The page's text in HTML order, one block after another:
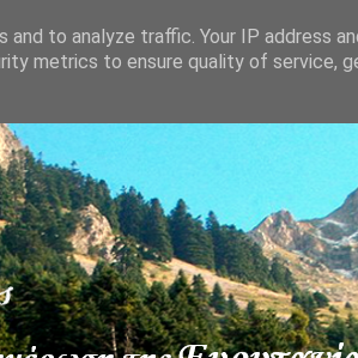
to analyze traffic. Your IP address
metrics to ensure quality of service,